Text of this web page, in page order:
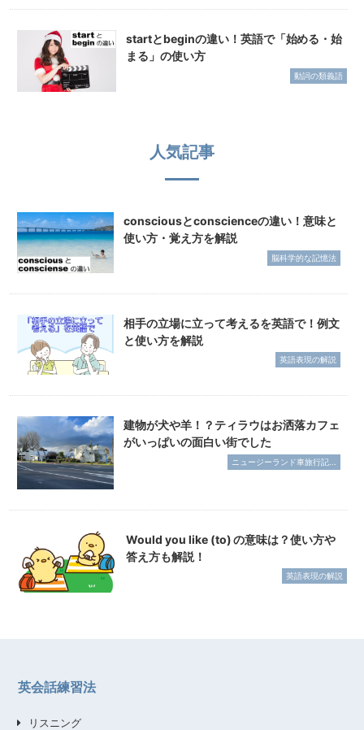
startとbeginの違い！英語で「始める・始
まる」の使い方
動詞の類義語
人気記事
consciousとconscienceの違い！意味と
使い方・覚え方を解説
脳科学的な記憶法
相手の立場に立って考えるを英語で！例文
と使い方を解説
英語表現の解説
建物が犬や羊！？ティラウはお洒落カフェ
がいっぱいの面白い街でした
ニュージーランド車旅行記...
Would you like (to) の意味は？使い方や
答え方も解説！
英語表現の解説
英会話練習法
リスニング